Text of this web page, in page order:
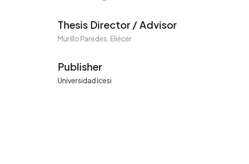
Thesis Director / Advisor
Murillo Paredes, Eliécer
Publisher
Universidad Icesi